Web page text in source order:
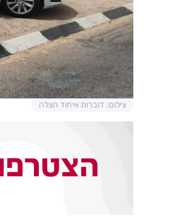
צילום: דוברות איחוד הצלה